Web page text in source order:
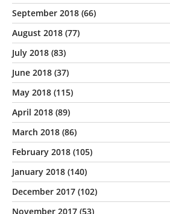
September 2018 (66)
August 2018 (77)
July 2018 (83)
June 2018 (37)
May 2018 (115)
April 2018 (89)
March 2018 (86)
February 2018 (105)
January 2018 (140)
December 2017 (102)
November 2017 (53)